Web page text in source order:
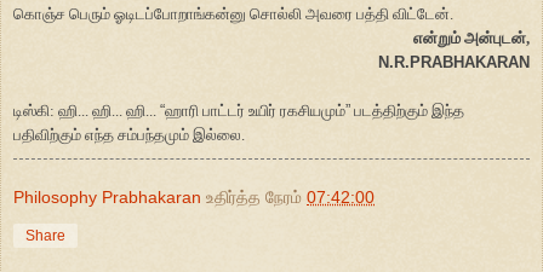
கொஞ்ச பெரும் ஓடிடப்போறாங்கன்னு சொல்லி அவரை பத்தி விட்டேன்.
என்றும் அன்புடன்,
N.R.PRABHAKARAN
டிஸ்கி: ஹி... ஹி... ஹி... “ஹாரி பாட்டர் உயிர் ரகசியமும்” படத்திற்கும் இந்த
பதிவிற்கும் எந்த சம்பந்தமும் இல்லை.
Philosophy Prabhakaran உதிர்த்த நேரம் 07:42:00
Share